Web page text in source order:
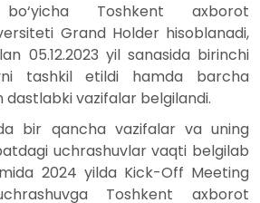
Toshkent axborot
Grand Holder hisoblanadi,
05.12.2023 yil sanasida birinchi
tashkil etildi hamda barcha
vazifalar belgilandi.
bir qancha vazifalar va uning
uchrashuvlar vaqti belgilab
2024 yilda Kick-Off Meeting
Toshkent axborot